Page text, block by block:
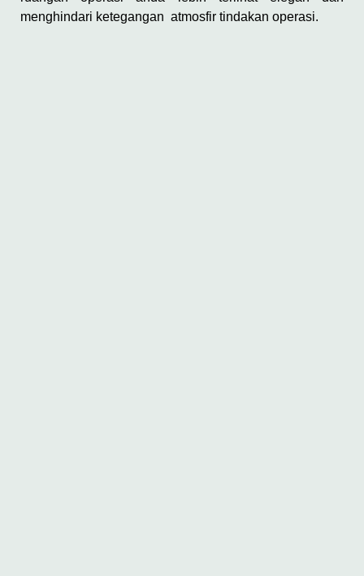
menghindari ketegangan atmosfir tindakan operasi.